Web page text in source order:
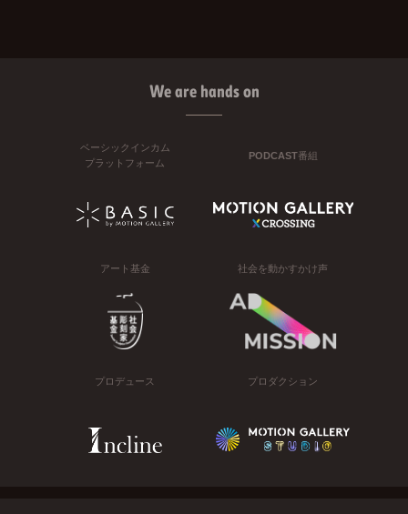
We are hands on
ベーシックインカム
プラットフォーム
PODCAST番組
アート基金 社会を動かすかけ声
プロデュース プロダクション